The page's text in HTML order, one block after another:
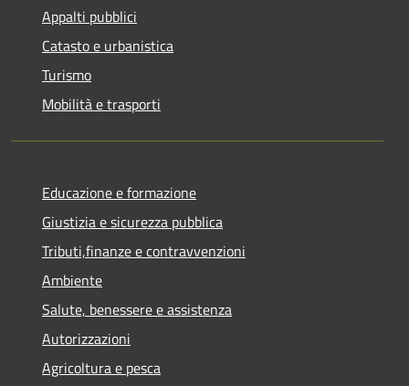
Appalti pubblici
Catasto e urbanistica
Turismo
Mobilità e trasporti
Educazione e formazione
Giustizia e sicurezza pubblica
Tributi,finanze e contravvenzioni
Ambiente
Salute, benessere e assistenza
Autorizzazioni
Agricoltura e pesca